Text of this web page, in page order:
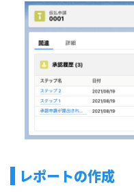
レポートの作成